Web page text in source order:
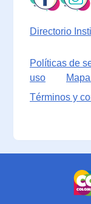
Directorio
Políticas de
uso
Términos y